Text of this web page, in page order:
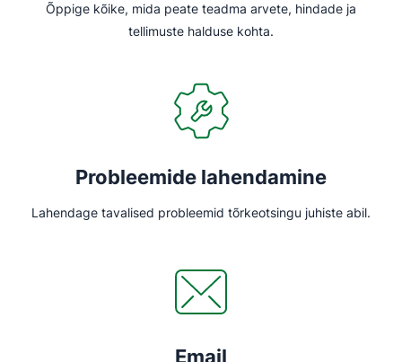
Õppige kõike, mida peate teadma arvete, hindade ja
tellimuste halduse kohta.
Probleemide lahendamine
Lahendage tavalised probleemid tõrkeotsingu juhiste abil.
Email